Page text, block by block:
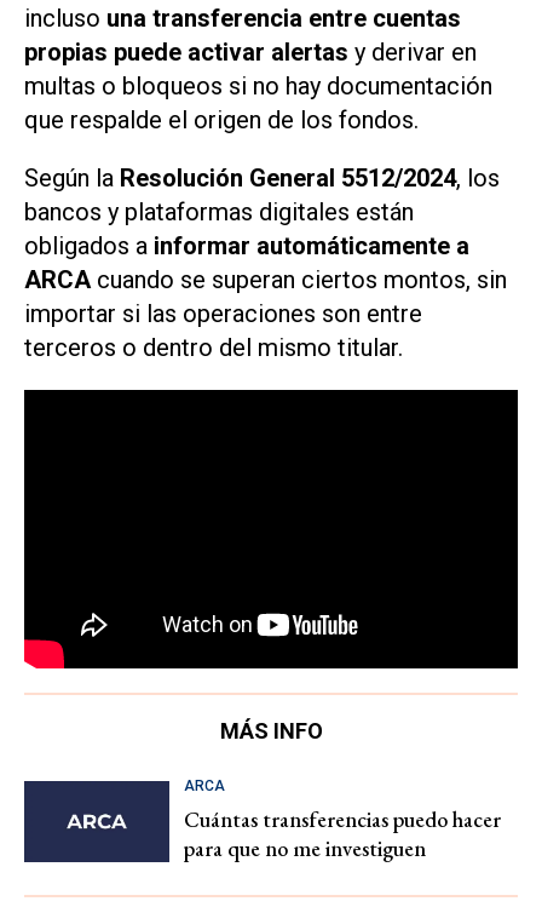
incluso una transferencia entre cuentas
propias puede activar alertas y derivar en
multas o bloqueos si no hay documentación
que respalde el origen de los fondos.
Según la Resolución General 5512/2024, los
bancos y plataformas digitales están
obligados a informar automáticamente a
ARCAcuando se superan ciertos montos, sin
importar si las operaciones son entre
terceros o dentro del mismo titular.
MÁS INFO
ARCA
Cuántas transferencias puedo hacer
para que no me investiguen